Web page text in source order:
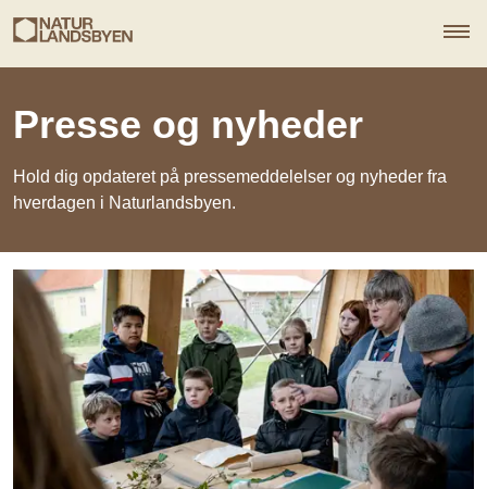
Presse og nyheder
Hold dig opdateret på pressemeddelelser og nyheder fra
hverdagen i Naturlandsbyen.